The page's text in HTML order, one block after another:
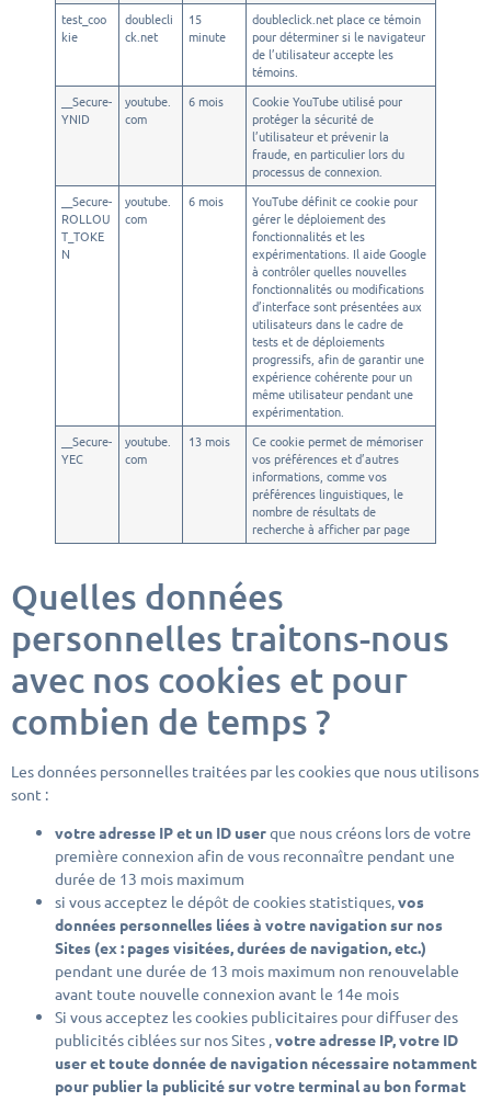
test_coo
kie
doublecli
ck.net
15
minute
doubleclick.net place ce témoin
pour déterminer si le navigateur
de l’utilisateur accepte les
témoins.
__Secure-
YNID
youtube.
com
6 mois
Cookie YouTube utilisé pour
protéger la sécurité de
l’utilisateur et prévenir la
fraude, en particulier lors du
processus de connexion.
__Secure-
ROLLOU
T_TOKE
N
youtube.
com
6 mois
YouTube définit ce cookie pour
gérer le déploiement des
fonctionnalités et les
expérimentations. Il aide Google
à contrôler quelles nouvelles
fonctionnalités ou modifications
d’interface sont présentées aux
utilisateurs dans le cadre de
tests et de déploiements
progressifs, afin de garantir une
expérience cohérente pour un
même utilisateur pendant une
expérimentation.
__Secure-
YEC
youtube.
com
13 mois
Ce cookie permet de mémoriser
vos préférences et d’autres
informations, comme vos
préférences linguistiques, le
nombre de résultats de
recherche à afficher par page
Quelles données
personnelles traitons-nous
avec nos cookies et pour
combien de temps ?
Les données personnelles traitées par les cookies que nous utilisons
sont :
votre adresse IP et un ID userque nous créons lors de votre
première connexion afin de vous reconnaître pendant une
durée de 13 mois maximum
si vous acceptez le dépôt de cookies statistiques,vos
données personnelles liées à votre navigation sur nos
Sites (ex : pages visitées, durées de navigation, etc.)
pendant une durée de 13 mois maximum non renouvelable
avant toute nouvelle connexion avant le 14e mois
Si vous acceptez les cookies publicitaires pour diffuser des
publicités ciblées sur nos Sites ,votre adresse IP, votre ID
user et toute donnée de navigation nécessaire notamment
pour publier la publicité sur votre terminal au bon format